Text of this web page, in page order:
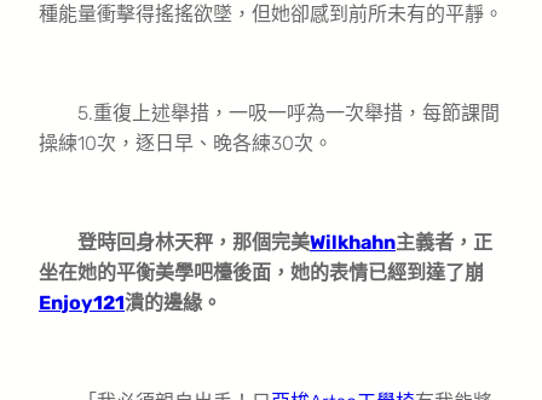
種能量衝擊得搖搖欲墜，但她卻感到前所未有的平靜。
5.重復上述舉措，一吸一呼為一次舉措，每節課間
操練10次，逐日早、晚各練30次。
登時回身林天秤，那個完美Wilkhahn主義者，正
坐在她的平衡美學吧檯後面，她的表情已經到達了崩
Enjoy121潰的邊緣。